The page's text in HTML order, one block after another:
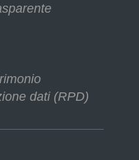
dati (RPD)